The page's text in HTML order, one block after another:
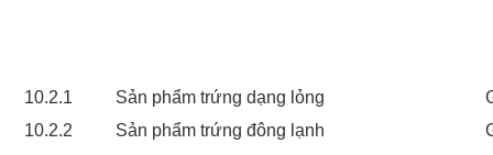
10.2.1 Sản phẩm trứng dạng lỏng
10.2.2
Sản phẩm trứng đông lạnh